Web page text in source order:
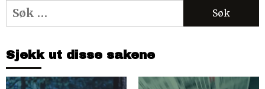
Søk
etter:
Sjekk ut disse sakene